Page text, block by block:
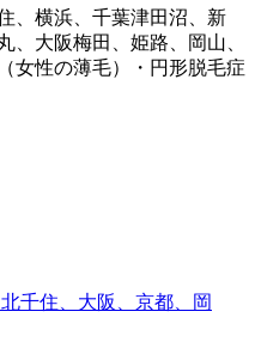
、横浜、千葉津田沼、新
、大阪梅田、姫路、岡山、
女性の薄毛）・円形脱毛症